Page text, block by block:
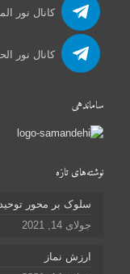
کانال نور
کانال نور
ساماندهی
نوشته‌های تازه
سلوک بر محور
جولای 14, 2021
ارزش نماز